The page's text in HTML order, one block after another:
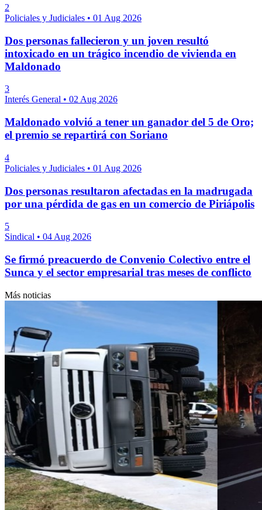
2
Policiales y Judiciales • 01 Aug 2026
Dos personas fallecieron y un joven resultó
intoxicado en un trágico incendio de vivienda en
Maldonado
3
Interés General • 02 Aug 2026
Maldonado volvió a tener un ganador del 5 de Oro;
el premio se repartirá con Soriano
4
Policiales y Judiciales • 01 Aug 2026
Dos personas resultaron afectadas en la madrugada
por una pérdida de gas en un comercio de Piriápolis
5
Sindical • 04 Aug 2026
Se firmó preacuerdo de Convenio Colectivo entre el
Sunca y el sector empresarial tras meses de conflicto
Más noticias